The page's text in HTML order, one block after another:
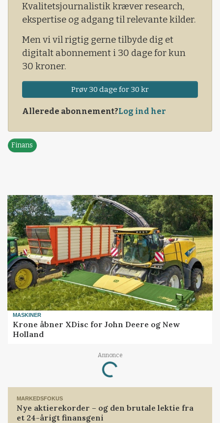
afgrødeeksporterende land har oplevet i
Kvalitetsjournalistik kræver research,
ekspertise og adgang til relevante kilder.
Men vi vil rigtig gerne tilbyde dig et
digitalt abonnement i 30 dage for kun
30 kroner.
Prøv 30 dage for 30 kr
Allerede abonnement?Log ind her
Finans
MASKINER
Krone åbner XDisc for John Deere og New
Holland
Annonce
Loading...
MARKEDSFOKUS
Nye aktierekorder – og den brutale lektie fra
et 24-årigt finansgeni